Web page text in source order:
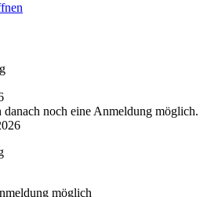
noch eine Anmeldung möglich.
möglich